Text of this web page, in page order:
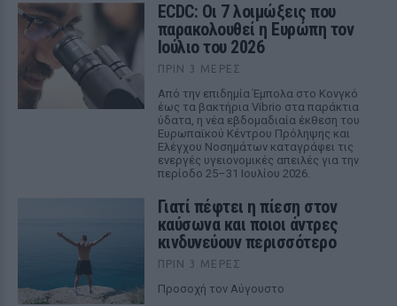
ECDC: Οι 7 λοιμώξεις που
παρακολουθεί η Ευρώπη τον
Ιούλιο του 2026
ΠΡΙΝ 3 ΜΈΡΕΣ
Από την επιδημία Έμπολα στο Κονγκό
έως τα βακτήρια Vibrio στα παράκτια
ύδατα, η νέα εβδομαδιαία έκθεση του
Ευρωπαϊκού Κέντρου Πρόληψης και
Ελέγχου Νοσημάτων καταγράφει τις
ενεργές υγειονομικές απειλές για την
περίοδο 25–31 Ιουλίου 2026.
Γιατί πέφτει η πίεση στον
καύσωνα και ποιοι άντρες
κινδυνεύουν περισσότερο
ΠΡΙΝ 3 ΜΈΡΕΣ
Προσοχή τον Αύγουστο